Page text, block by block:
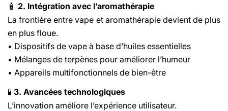
🧴 2. Intégration avec l’aromathérapie
La frontière entre vape et aromathérapie devient de plus
en plus floue.
• Dispositifs de vape à base d’huiles essentielles
• Mélanges de terpènes pour améliorer l’humeur
• Appareils multifonctionnels de bien-être
🧪 3. Avancées technologiques
L’innovation améliore l’expérience utilisateur.